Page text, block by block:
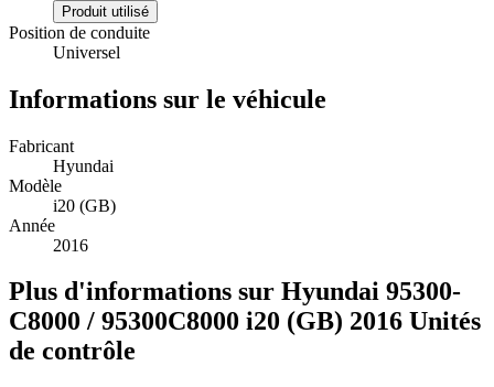
Produit utilisé
Position de conduite
Universel
Informations sur le véhicule
Fabricant
Hyundai
Modèle
i20 (GB)
Année
2016
Plus d'informations sur Hyundai 95300-
C8000 / 95300C8000 i20 (GB) 2016 Unités
de contrôle